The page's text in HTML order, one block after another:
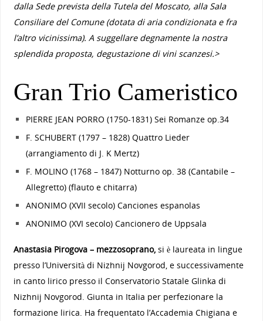
dalla Sede prevista della Tutela del Moscato, alla Sala
Consiliare del Comune (dotata di aria condizionata e fra
l’altro vicinissima). A suggellare degnamente la nostra
splendida proposta, degustazione di vini scanzesi.>
Gran Trio Cameristico
PIERRE JEAN PORRO (1750-1831) Sei Romanze op.34
F. SCHUBERT (1797 – 1828) Quattro Lieder
(arrangiamento di J. K Mertz)
F. MOLINO (1768 – 1847) Notturno op. 38 (Cantabile –
Allegretto) (flauto e chitarra)
ANONIMO (XVII secolo) Canciones espanolas
ANONIMO (XVI secolo) Cancionero de Uppsala
Anastasia Pirogova – mezzosoprano, si è laureata in lingue
presso l’Università di Nizhnij Novgorod, e successivamente
in canto lirico presso il Conservatorio Statale Glinka di
Nizhnij Novgorod. Giunta in Italia per perfezionare la
formazione lirica. Ha frequentato l’Accademia Chigiana e